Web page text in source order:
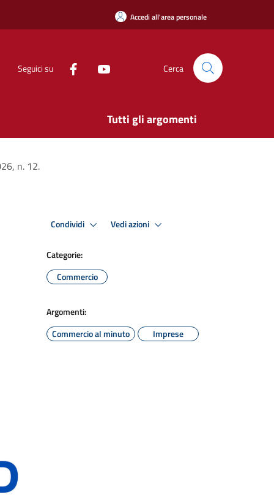
Accedi all'area personale
Seguici su Cerca
Tutti gli argomenti
n. 12.
Condividi Vedi azioni
Categorie:
Commercio
Argomenti:
Commercio al minuto
Imprese